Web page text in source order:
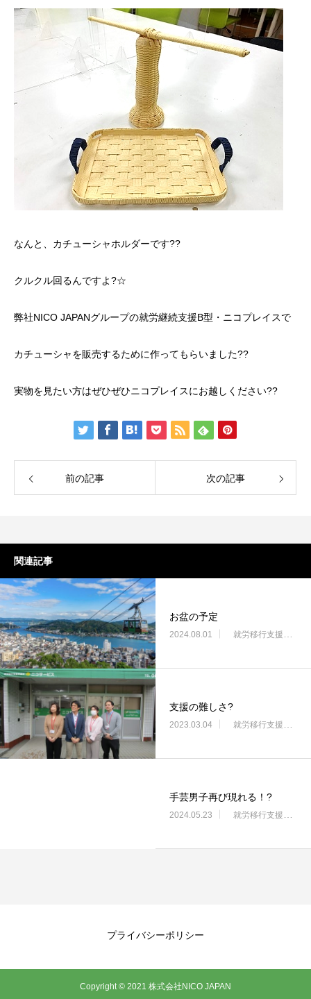
なんと、カチューシャホルダーです??
クルクル回るんですよ?☆
弊社NICO JAPANグループの就労継続支援B型・ニコプレイスで
カチューシャを販売するために作ってもらいました??
実物を見たい方はぜひぜひニコプレイスにお越しください??
前の記事 次の記事
関連記事
お盆の予定
2024.08.01 就労移行支援・ニコサービス城東センター
支援の難しさ?
2023.03.04 就労移行支援・ニコサービス城東センター
手芸男子再び現れる！?
2024.05.23 就労移行支援・ニコサービス城東センター
プライバシーポリシー
Copyright © 2021 株式会社NICO JAPAN